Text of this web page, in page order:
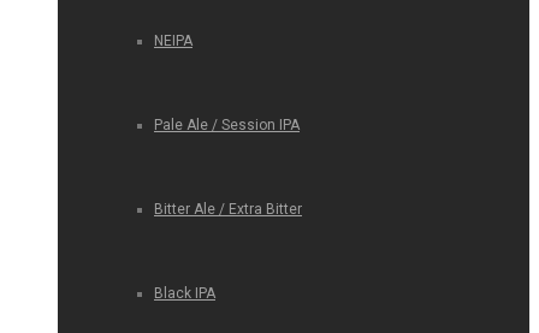
NEIPA
Pale Ale / Session IPA
Bitter Ale / Extra Bitter
Black IPA